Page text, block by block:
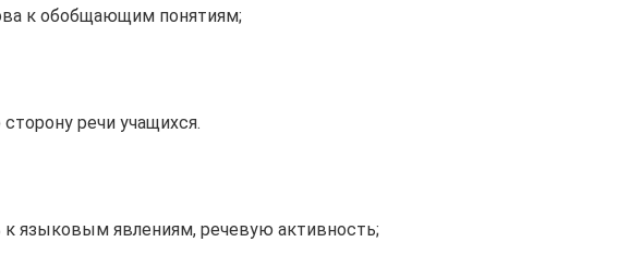
к обобщающим понятиям;
речи учащихся.
языковым явлениям, речевую активность;